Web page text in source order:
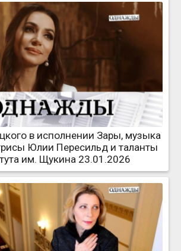
в исполнении Зары, музыка
Юлии Пересильд и таланты
им. Щукина 23.01.2026